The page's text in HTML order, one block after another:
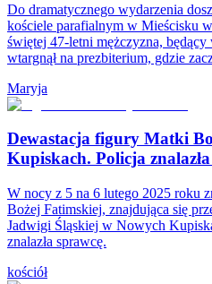
Do dramatycznego wydarzenia
kościele parafialnym w Mieścisku
świętej 47-letni mężczyzna,
wtargnął na prezbiterium, gdzie
Maryja
Dewastacja figury Matki
Kupiskach. Policja
W nocy z 5 na 6 lutego 2025 roku
Bożej Fatimskiej, znajdująca się
Jadwigi Śląskiej w Nowych
znalazła sprawcę.
kościół